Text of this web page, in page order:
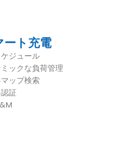
ト充電
ジュール
ックな負荷管理
ップ検索
証